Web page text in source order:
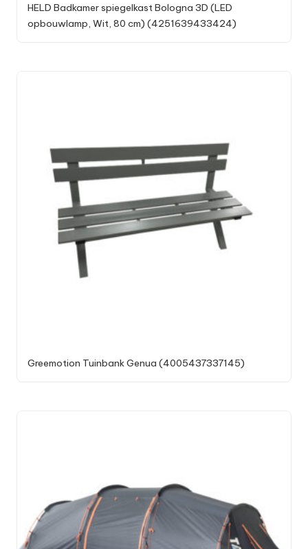
HELD Badkamer spiegelkast Bologna 3D (LED
opbouwlamp, Wit, 80 cm) (4251639433424)
Greemotion Tuinbank Genua (4005437337145)